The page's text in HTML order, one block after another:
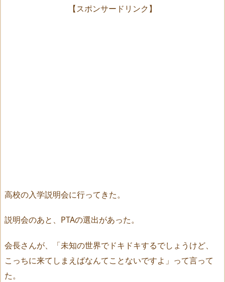
【スポンサードリンク】
高校の入学説明会に行ってきた。
説明会のあと、PTAの選出があった。
会長さんが、「未知の世界でドキドキするでしょうけど、
こっちに来てしまえばなんてことないですよ」って言って
た。